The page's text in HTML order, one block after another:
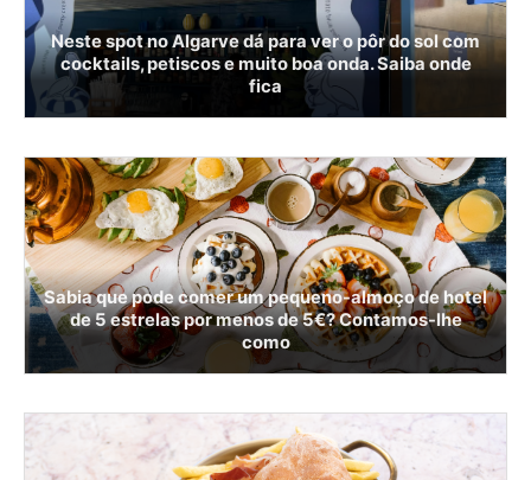
Neste spot no Algarve dá para ver o pôr do sol com
cocktails, petiscos e muito boa onda. Saiba onde
fica
Sabia que pode comer um pequeno-almoço de hotel
de 5 estrelas por menos de 5€? Contamos-lhe
como